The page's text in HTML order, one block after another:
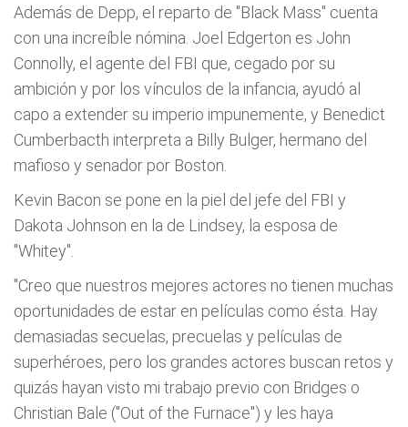
Además de Depp, el reparto de "Black Mass" cuenta
con una increíble nómina. Joel Edgerton es John
Connolly, el agente del FBI que, cegado por su
ambición y por los vínculos de la infancia, ayudó al
capo a extender su imperio impunemente, y Benedict
Cumberbacth interpreta a Billy Bulger, hermano del
mafioso y senador por Boston.
Kevin Bacon se pone en la piel del jefe del FBI y
Dakota Johnson en la de Lindsey, la esposa de
"Whitey".
"Creo que nuestros mejores actores no tienen muchas
oportunidades de estar en películas como ésta. Hay
demasiadas secuelas, precuelas y películas de
superhéroes, pero los grandes actores buscan retos y
quizás hayan visto mi trabajo previo con Bridges o
Christian Bale ("Out of the Furnace") y les haya